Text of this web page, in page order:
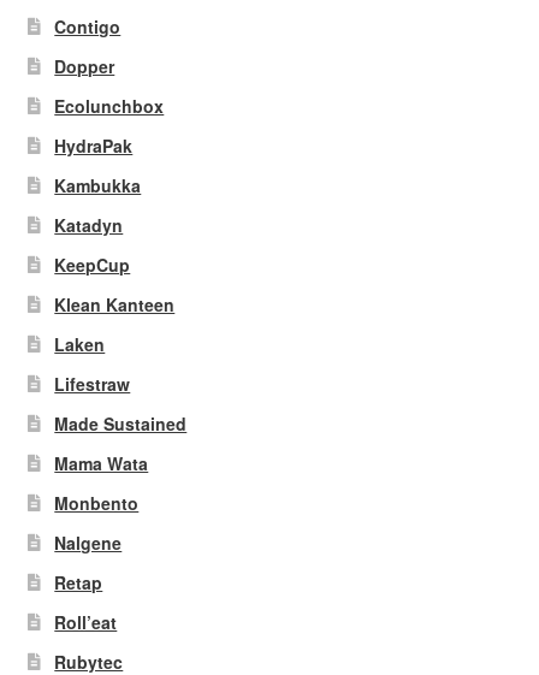
Contigo
Dopper
Ecolunchbox
HydraPak
Kambukka
Katadyn
KeepCup
Klean Kanteen
Laken
Lifestraw
Made Sustained
Mama Wata
Monbento
Nalgene
Retap
Roll’eat
Rubytec